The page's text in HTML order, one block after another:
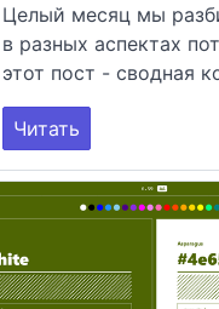
Целый месяц мы
в разных аспектах
этот пост - сводная
Читать